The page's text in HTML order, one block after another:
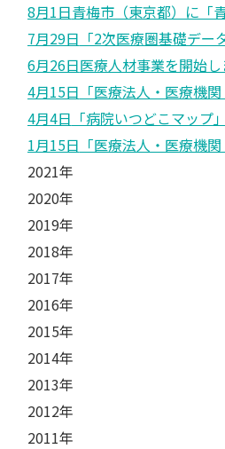
8月1日青梅市（東京都）に「
7月29日 「2次医療圏基礎デ
6月26日医療人材事業を開始
4月15日 「医療法人・医療機
4月4日 「病院いつどこマッ
1月15日 「医療法人・医療機
2021年
2020年
2019年
2018年
2017年
2016年
2015年
2014年
2013年
2012年
2011年